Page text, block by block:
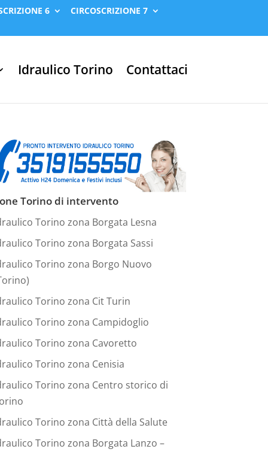
6
CIRCOSCRIZIONE 7
Idraulico Torino Contattaci
Torino di intervento
Torino zona Borgata Lesna
Torino zona Borgata Sassi
Torino zona Borgo Nuovo
Torino zona Cit Turin
Torino zona Campidoglio
Torino zona Cavoretto
Torino zona Cenisia
Torino zona Centro storico di
Torino zona Città della Salute
Torino zona Borgata Lanzo –